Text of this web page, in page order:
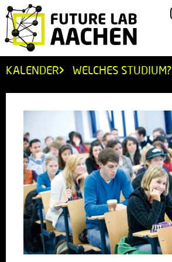
KALENDER WELCHES STUDIUM?